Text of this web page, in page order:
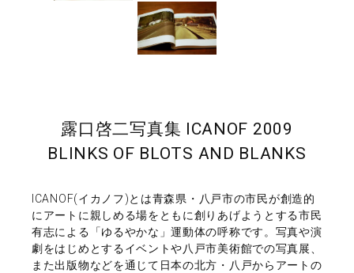
露口啓二写真集 ICANOF 2009
BLINKS OF BLOTS AND BLANKS
ICANOF(イカノフ)とは青森県・八戸市の市民が創造的
にアートに親しめる場をともに創りあげようとする市民
有志による「ゆるやかな」運動体の呼称です。写真や演
劇をはじめとするイベントや八戸市美術館での写真展、
また出版物などを通じて日本の北方・八戸からアートの